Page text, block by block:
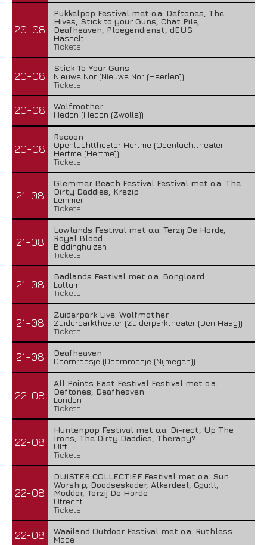
20-08
Pukkelpop Festival met o.a. Deftones, The
Hives, Stick to your Guns, Chat Pile,
Deafheaven, Ploegendienst, dEUS
Hasselt
Tickets
20-08
Stick To Your Guns
Nieuwe Nor (Nieuwe Nor (Heerlen))
Tickets
20-08
Wolfmother
Hedon (Hedon (Zwolle))
20-08
Racoon
Openluchttheater Hertme (Openluchttheater
Hertme (Hertme))
Tickets
21-08
Glemmer Beach Festival Festival met o.a. The
Dirty Daddies, Krezip
Lemmer
Tickets
21-08
Lowlands Festival met o.a. Terzij De Horde,
Royal Blood
Biddinghuizen
Tickets
21-08
Badlands Festival met o.a. Bongloard
Lottum
Tickets
21-08
Zuiderpark Live: Wolfmother
Zuiderparktheater (Zuiderparktheater (Den Haag))
Tickets
21-08
Deafheaven
Doornroosje (Doornroosje (Nijmegen))
22-08
All Points East Festival Festival met o.a.
Deftones, Deafheaven
London
Tickets
22-08
Huntenpop Festival met o.a. Di-rect, Up The
Irons, The Dirty Daddies, Therapy?
Ulft
Tickets
22-08
DUISTER COLLECTIEF Festival met o.a. Sun
Worship, Doodseskader, Alkerdeel, Ggu:ll,
Modder, Terzij De Horde
Utrecht
Tickets
22-08
Waailand Outdoor Festival met o.a. Ruthless
Made